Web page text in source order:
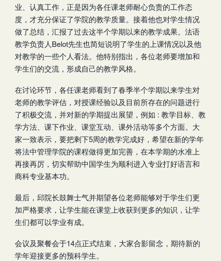
业、认真工作，正是因为各任课老师耐心负责的工作态
度，才充分保证了学院的教学质量。接着他也对学生情况
做了总结，汇报了过去这半个学期以来的教学成果。法语
教学负责人Belot先生也简短说明了学生的上课情况以及他
对教学的一些个人看法。他特别指出，各位老师要增加和
学生们的交流，形成自己的教学风格。
在讨论环节，各任课老师看到了春季半个学期以来学生对
老师的教学评估，对授课经验以及目前所存在的问题进行
了积极交流，并对新的学期提出展望，例如 : 教学目标、教
学方法、课下作业、课堂互动、课外活动等多个方面。大
家一致表示，要把剩下5周的教学完成好，希望在新的学年
将法中管理学院的课程做得更加完善，在本学期的水准上
再接再厉，切实帮助中国学生为顺利进入专业打好语言和
商科专业基本功。
最后，邱院长鼓舞士气并期望各位老师能够对于学生们更
加严格要求，让学生能在课堂上收获到更多的知识，让学
生们都可以学业有成。
会议及聚餐会于14点正式结束，大家合影留念，期待新的
学年迎接更多的预科学生。